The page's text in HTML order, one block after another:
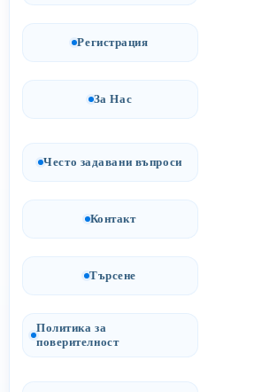
Регистрация
За Нас
Често задавани въпроси
Контакт
Търсене
Политика за
поверителност